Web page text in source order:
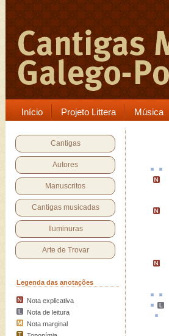
Início Projeto Littera Música
Cantigas
Autores
Manuscritos
Cantigas musicadas
Iluminuras
Arte de Trovar
Legenda das anotações
Nota explicativa
Nota de leitura
Nota marginal